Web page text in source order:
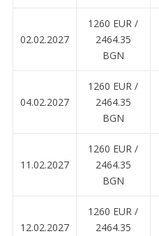
02.02.2027
1260 EUR ∕
2464.35
BGN
04.02.2027
1260 EUR ∕
2464.35
BGN
11.02.2027
1260 EUR ∕
2464.35
BGN
12.02.2027
1260 EUR ∕
2464.35